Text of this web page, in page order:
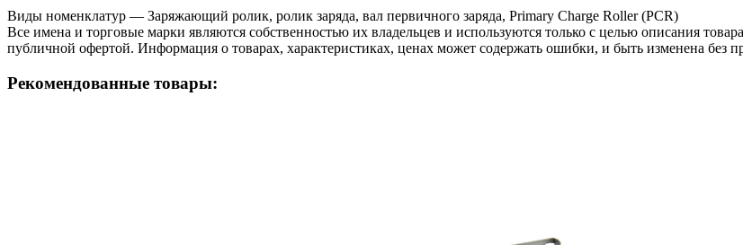
Виды номенклатур — Заряжающий ролик, ролик заряда, вал первичного заряда, Primary Charge Roller (PCR)
Все имена и торговые марки являются собственностью их владельцев и используются только с целью описания
публичной офертой. Информация о товарах, характеристиках, ценах может содержать ошибки, и быть изменена без
Рекомендованные товары: